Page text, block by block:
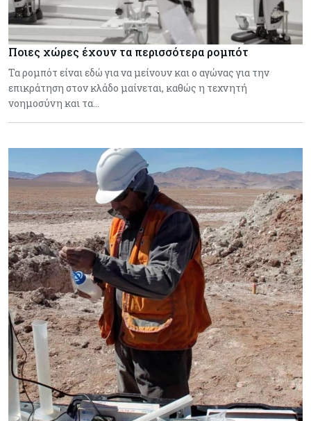
Ποιες χώρες έχουν τα περισσότερα ρομπότ
Τα ρομπότ είναι εδώ για να μείνουν και ο αγώνας για την
επικράτηση στον κλάδο μαίνεται, καθώς η τεχνητή
νοημοσύνη και τα…